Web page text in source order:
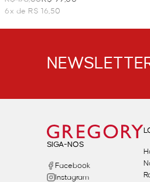
6x de R$ 16,50
SIGA-NOS
Facebook
Instagram